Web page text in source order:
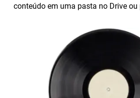
conteúdo em uma pasta no Drive ou